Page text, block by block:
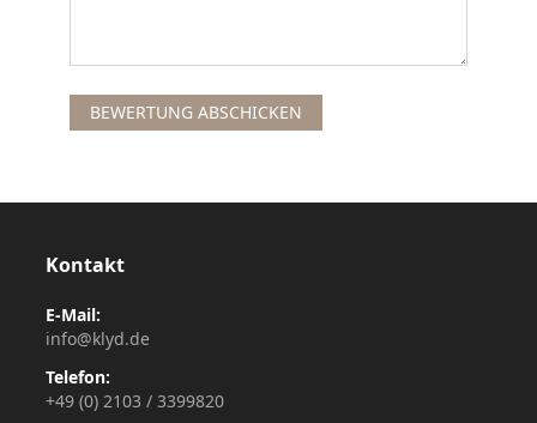
BEWERTUNG ABSCHICKEN
Kontakt
E-Mail:
info@klyd.de
Telefon:
+49 (0) 2103 / 3399820